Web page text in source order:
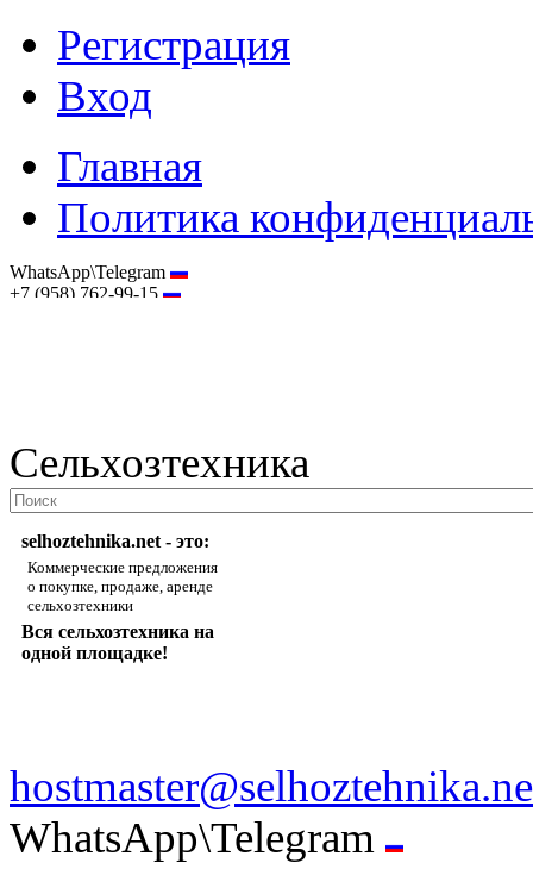
Регистрация
Вход
Главная
Политика
WhatsApp\Telegram
+7 (958) 762-99-15
Сельхозтехника
selhoztehnika.net - это:
Коммерческие предложения
о покупке, продаже, аренде
сельхозтехники
Вся сельхозтехника на
одной площадке!
WhatsApp\Telegram